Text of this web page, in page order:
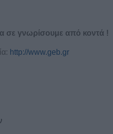
σε γνωρίσουμε από κοντά !
http://www.geb.gr